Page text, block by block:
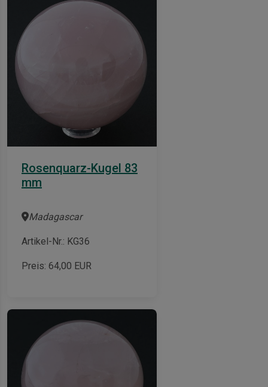
Rosenquarz-Kugel 83
mm
Madagascar
Artikel-Nr.: KG36
Preis: 64,00 EUR